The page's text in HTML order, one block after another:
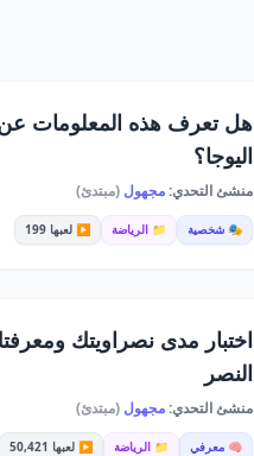
هل تعرف هذه المعلومات
اليوجا؟
منشئ التحدي:مجهول (مبتدئ)
🎭 شخصية 📁 الرياضة ▶️ لعبها 199
اختبار مدى نصراويتك
النصر
منشئ التحدي:مجهول (مبتدئ)
🧠 معرفي 📁 الرياضة ▶️ لعبها 50,421